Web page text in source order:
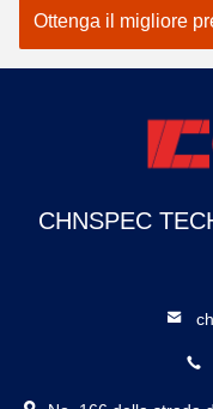
il colorimetro da
Ottenga il migliore
CHNSPEC